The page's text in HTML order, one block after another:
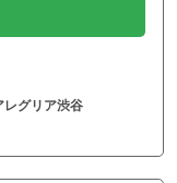
グリア渋谷